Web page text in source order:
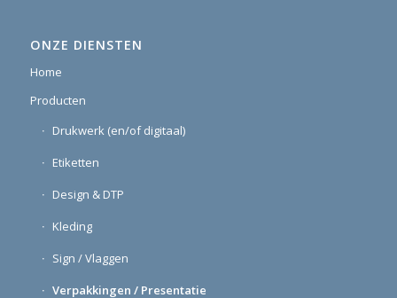
ONZE DIENSTEN
Home
Producten
Drukwerk (en/of digitaal)
Etiketten
Design & DTP
Kleding
Sign / Vlaggen
Verpakkingen / Presentatie